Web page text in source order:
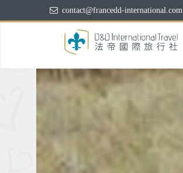
contact@francedd-international.com